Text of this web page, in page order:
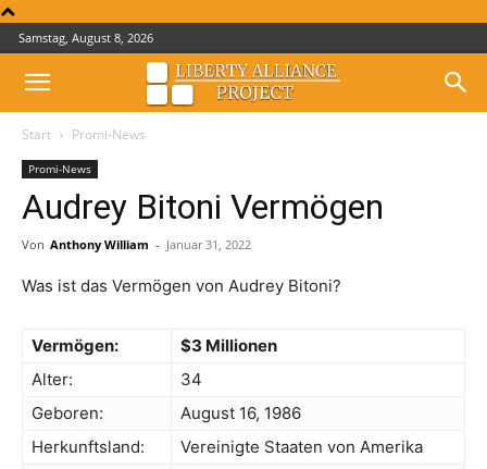
Samstag, August 8, 2026
Start Promi-News
Promi-News
Audrey Bitoni Vermögen
Von Anthony William - Januar 31, 2022
Was ist das Vermögen von Audrey Bitoni?
Vermögen:
$3 Millionen
Alter:
34
Geboren:
August 16, 1986
Herkunftsland:
Vereinigte Staaten von Amerika